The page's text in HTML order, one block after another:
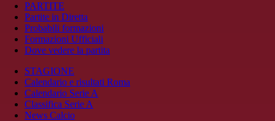
PARTITE
Partite in Diretta
Probabili formazioni
Formazioni Ufficiali
Dove vedere la partita
STAGIONE
Calendario e risultati Roma
Calendario Serie A
Classifica Serie A
News Calcio